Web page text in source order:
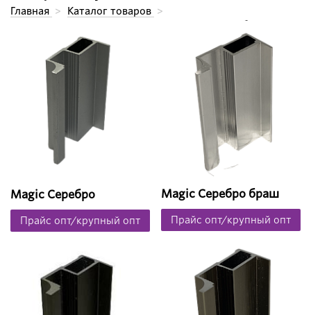
Главная > Каталог товаров >
Алюминиевые профили для дверей-купе
Алюминиевые профили для дверей-купе
Magic Серебро
Прайс опт/крупный опт
Magic Серебро браш
Прайс опт/крупный опт